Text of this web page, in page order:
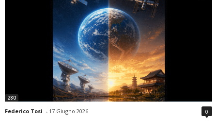
280
Federico Tosi - 17 Giugno 2026 0